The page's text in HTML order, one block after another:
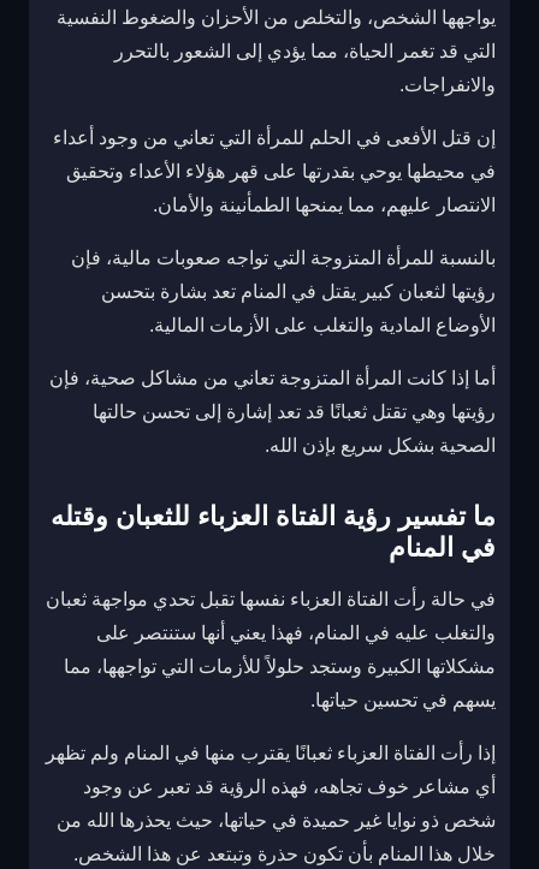
يواجهها الشخص، والتخلص من الأحزان والضغوط النفسية
التي قد تغمر الحياة، مما يؤدي إلى الشعور بالتحرر
والانفراجات.
إن قتل الأفعى في الحلم للمرأة التي تعاني من وجود أعداء
في محيطها يوحي بقدرتها على قهر هؤلاء الأعداء وتحقيق
الانتصار عليهم، مما يمنحها الطمأنينة والأمان.
بالنسبة للمرأة المتزوجة التي تواجه صعوبات مالية، فإن
رؤيتها لثعبان كبير يقتل في المنام تعد بشارة بتحسن
الأوضاع المادية والتغلب على الأزمات المالية.
أما إذا كانت المرأة المتزوجة تعاني من مشاكل صحية، فإن
رؤيتها وهي تقتل ثعبانًا قد تعد إشارة إلى تحسن حالتها
الصحية بشكل سريع بإذن الله.
ما تفسير رؤية الفتاة العزباء للثعبان وقتله
في المنام
في حالة رأت الفتاة العزباء نفسها تقبل تحدي مواجهة ثعبان
والتغلب عليه في المنام، فهذا يعني أنها ستنتصر على
مشكلاتها الكبيرة وستجد حلولاً للأزمات التي تواجهها، مما
يسهم في تحسين حياتها.
إذا رأت الفتاة العزباء ثعبانًا يقترب منها في المنام ولم تظهر
أي مشاعر خوف تجاهه، فهذه الرؤية قد تعبر عن وجود
شخص ذو نوايا غير حميدة في حياتها، حيث يحذرها الله من
خلال هذا المنام بأن تكون حذرة وتبتعد عن هذا الشخص.